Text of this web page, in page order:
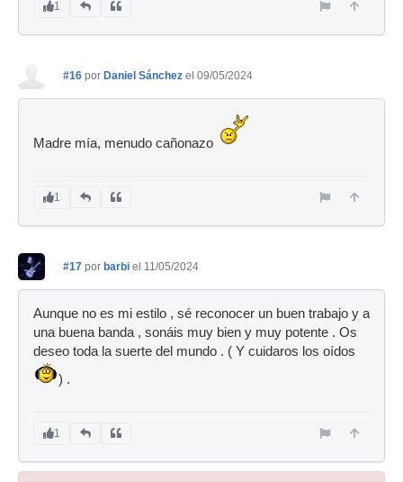
1
#16 por Daniel Sánchez el 09/05/2024
Madre mía, menudo cañonazo
1
#17 por barbi el 11/05/2024
Aunque no es mi estilo , sé reconocer un buen trabajo y a
una buena banda , sonáis muy bien y muy potente . Os
deseo toda la suerte del mundo . ( Y cuidaros los oídos
) .
1